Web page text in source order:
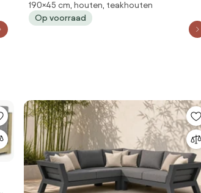
Teakhout | 3 personen | Tuinbank Old
Teak Greywash | 190cm | Kees Smit
190×45 cm, houten, teakhouten
Op voorraad